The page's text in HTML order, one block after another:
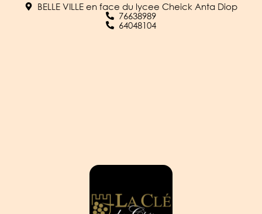
BELLE VILLE en face du lycee Cheick Anta Diop
76638989
64048104